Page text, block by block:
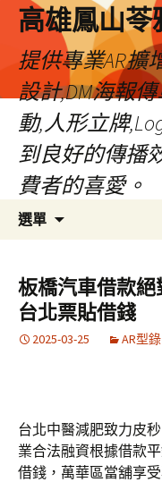
高雄鳳山苓
提供專業AR擴
設計,DM海報
動,人形立牌
到良好的傳播
費者的喜愛。
選單
容
板橋汽車借款
台北票貼借錢
2025-03-25 AR型錄
台北中醫減肥致力皮
業合法融資根據借款
借錢，萬華區當舖享